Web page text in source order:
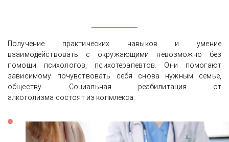
Получение практических навыков и умение
взаимодействовать с окружающими невозможно без
помощи психологов, психотерапевтов. Они помогают
зависимому почувствовать себя снова нужным семье,
обществу. Социальная реабилитация от
алкоголизма состоят из копмлекса: